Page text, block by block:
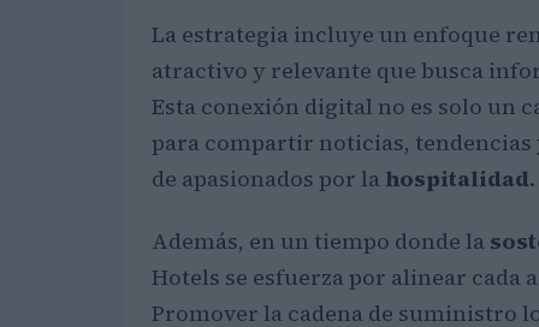
La estrategia incluye un enfoque
atractivo y relevante que busca
Esta conexión digital no es solo un
para compartir noticias,
de apasionados por la hospitalidad.
Además, en un tiempo donde la
Hotels se esfuerza por alinear cada
Promover la cadena de suministro